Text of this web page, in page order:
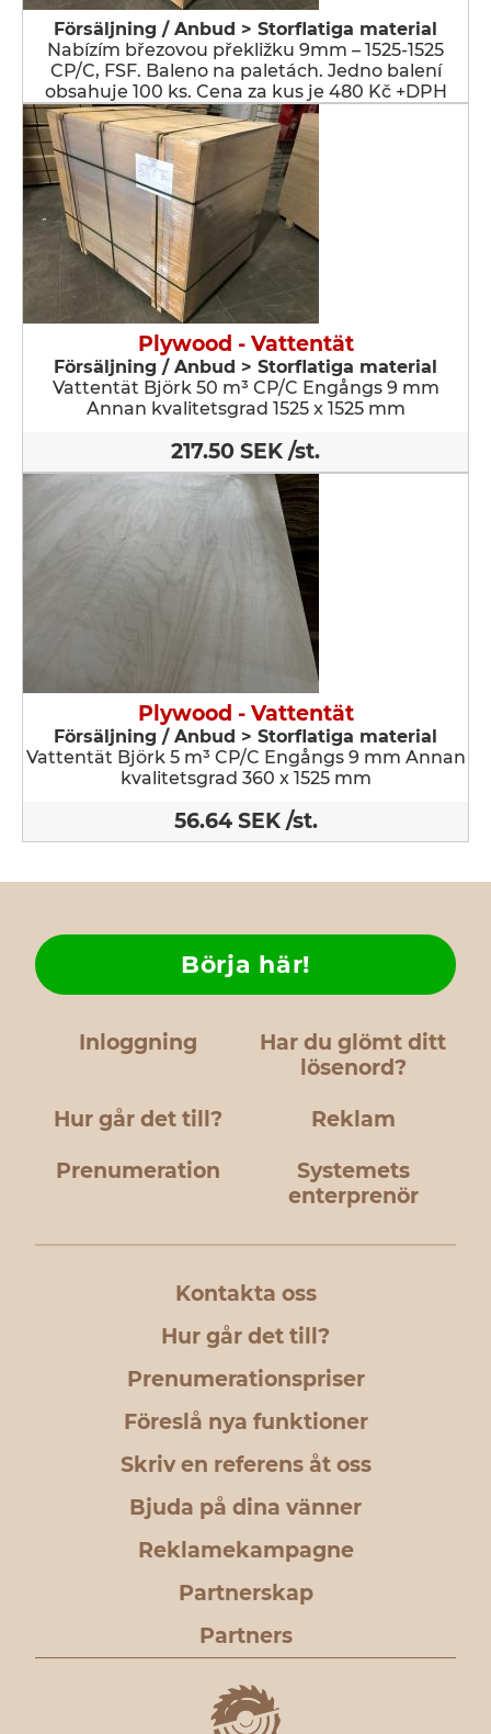
Försäljning / Anbud > Storflatiga material
Nabízím březovou překližku 9mm – 1525-1525
CP/C, FSF. Baleno na paletách. Jedno balení
obsahuje 100 ks. Cena za kus je 480 Kč +DPH
Plywood - Vattentät
Försäljning / Anbud > Storflatiga material
Vattentät Björk 50 m³ CP/C Engångs 9 mm
Annan kvalitetsgrad 1525 x 1525 mm
217.50 SEK /st.
Plywood - Vattentät
Försäljning / Anbud > Storflatiga material
Vattentät Björk 5 m³ CP/C Engångs 9 mm Annan
kvalitetsgrad 360 x 1525 mm
56.64 SEK /st.
Inloggning
Har du glömt ditt
lösenord?
Hur går det till?
Börja här!
Reklam
Prenumeration
Systemets
enterprenör
Kontakta oss
Hur går det till?
Prenumerationspriser
Föreslå nya funktioner
Skriv en referens åt oss
Bjuda på dina vänner
Reklamekampagne
Partnerskap
Partners